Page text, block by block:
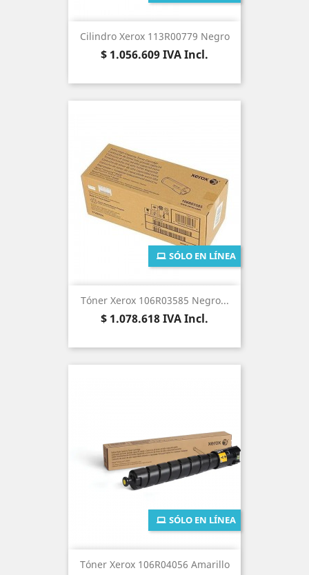
Cilindro Xerox 113R00779 Negro
Precio
$ 1.056.609IVA Incl.
Tóner Xerox 106R03585 Negro...
Precio
$ 1.078.618IVA Incl.
SÓLO EN LÍNEA
Tóner Xerox 106R04056 Amarillo
SÓLO EN LÍNEA